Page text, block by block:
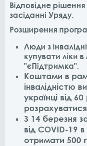
Відповідне
засіданні Уряду.
Розширення
Люди з
купувати ліки
"єПідтримка".
Коштами в
інвалідністю
українці від
З 14 березня
від COVID-19
отримати 500